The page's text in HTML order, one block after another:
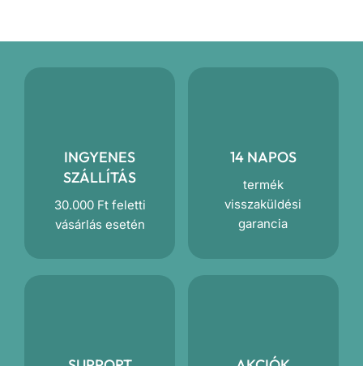
INGYENES
SZÁLLÍTÁS
30.000 Ft feletti
vásárlás esetén
14 NAPOS
termék
visszaküldési
garancia